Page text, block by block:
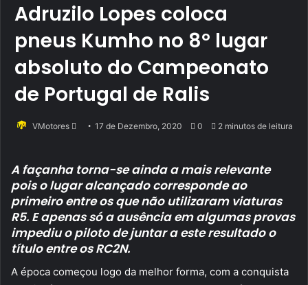
Adruzilo Lopes coloca
pneus Kumho no 8º lugar
absoluto do Campeonato
de Portugal de Ralis
VMotores
Send17 de Dezembro, 2020 0 2 minutos de leitura
A façanha torna-se ainda a mais relevante
pois o lugar alcançado corresponde ao
primeiro entre os que não utilizaram viaturas
R5. E apenas só a ausência em algumas provas
impediu o piloto de juntar a este resultado o
título entre os RC2N.
A época começou logo da melhor forma, com a conquista